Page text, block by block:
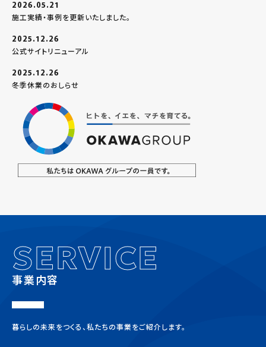
2026.05.21
施工実績・事例を更新いたしました。
2025.12.26
公式サイトリニューアル
2025.12.26
冬季休業のおしらせ
SERVICE
事業内容
暮らしの未来をつくる、私たちの事業をご紹介します。